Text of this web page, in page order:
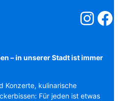
– in unserer Stadt ist immer
Konzerte, kulinarische
Für jeden ist etwas